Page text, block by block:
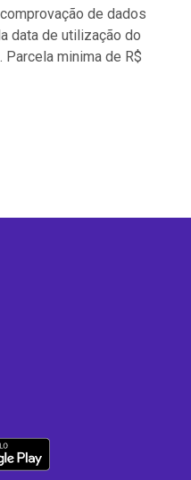
de dados
data de utilização do
Parcela minima de R$